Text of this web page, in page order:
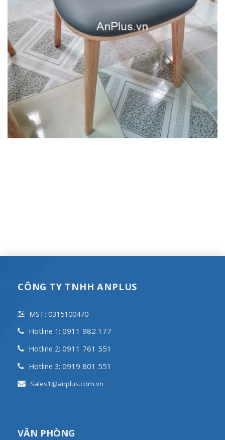
CÔNG TY TNHH ANPLUS
MST: 0315100470
Hotline 1: 0911 982 177
Hotline 2: 0911 761 551
Hotline 3: 0919 801 551
Sales1@anplus.com.vn
VĂN PHÒNG